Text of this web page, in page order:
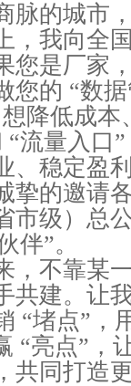
脉的城市
，我向全
您是厂家
您的 “数
降低成
流量入口
、稳定盈
挚的邀请
市级）总
伴”。
，不靠某
共建。让
“堵点”，
“亮点”，
共同打造